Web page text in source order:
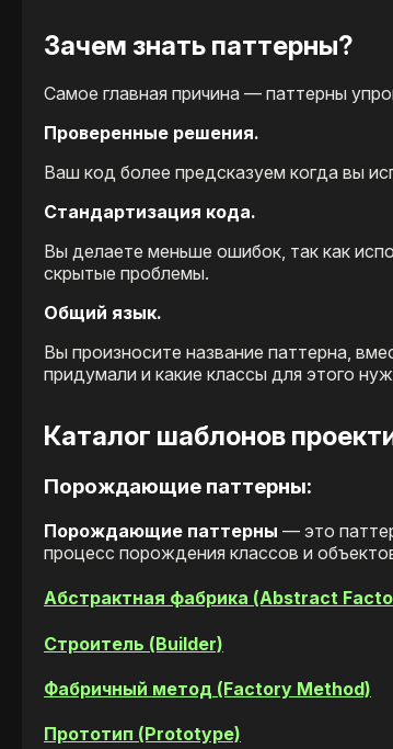
Зачем знать паттерны?
Самое главная причина — паттерны
Проверенные решения.
Ваш код более предсказуем когда вы
Стандартизация кода.
Вы делаете меньше ошибок, так как
скрытые проблемы.
Общий язык.
Вы произносите название паттерна,
придумали и какие классы для этого
Каталог шаблонов
Порождающие паттерны:
Порождающие паттерны — это
процесс порождения классов и
Абстрактная фабрика (Abstract
Строитель (Builder)
Фабричный метод (Factory Method)
Прототип (Prototype)